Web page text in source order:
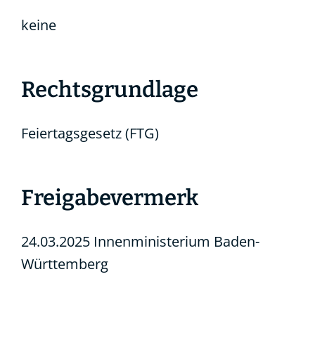
keine
Rechtsgrundlage
Feiertagsgesetz (FTG)
Freigabevermerk
24.03.2025 Innenministerium Baden-
Württemberg